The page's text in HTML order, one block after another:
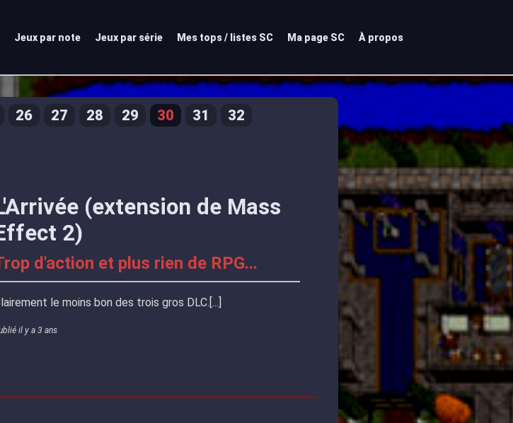
Jeux par note Jeux par série Mes tops / listes SC Ma page SC À propos
26 27 28 29 30 31 32
(extension de Mass
2)
d'action et plus rien de RPG...
le moins bon des trois gros DLC.
il y a 3 ans